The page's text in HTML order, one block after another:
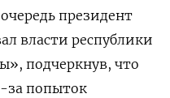
президент
власти республики
подчеркнув, что
за попыток